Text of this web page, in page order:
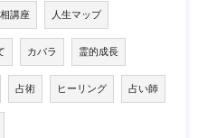
講座 人生マップ
カバラ 霊的成長
占術 ヒーリング 占い師